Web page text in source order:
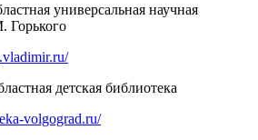
универсальная научная
Горького
детская библиотека
volgograd.ru/